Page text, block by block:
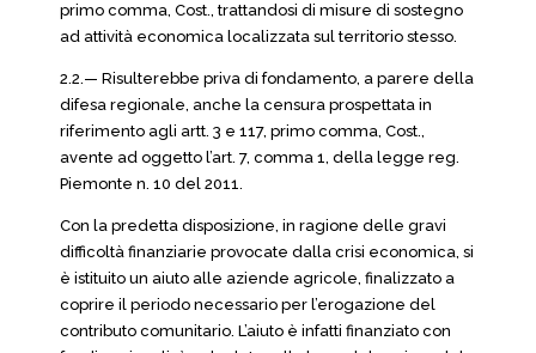
primo comma, Cost., trattandosi di misure di sostegno
ad attività economica localizzata sul territorio stesso.
2.2.— Risulterebbe priva di fondamento, a parere della
difesa regionale, anche la censura prospettata in
riferimento agli artt. 3 e 117, primo comma, Cost.,
avente ad oggetto l’art. 7, comma 1, della legge reg.
Piemonte n. 10 del 2011.
Con la predetta disposizione, in ragione delle gravi
difficoltà finanziarie provocate dalla crisi economica, si
è istituito un aiuto alle aziende agricole, finalizzato a
coprire il periodo necessario per l’erogazione del
contributo comunitario. L’aiuto è infatti finanziato con